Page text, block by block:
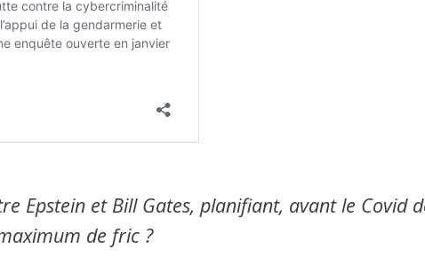
Epstein et Bill Gates, planifiant, avant le Covid
de fric ?